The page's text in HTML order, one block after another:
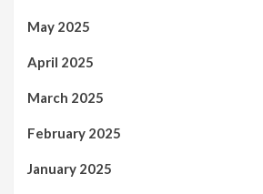
May 2025
April 2025
March 2025
February 2025
January 2025